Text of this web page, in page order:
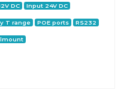
DC Input 24V DC
T range POE ports RS232